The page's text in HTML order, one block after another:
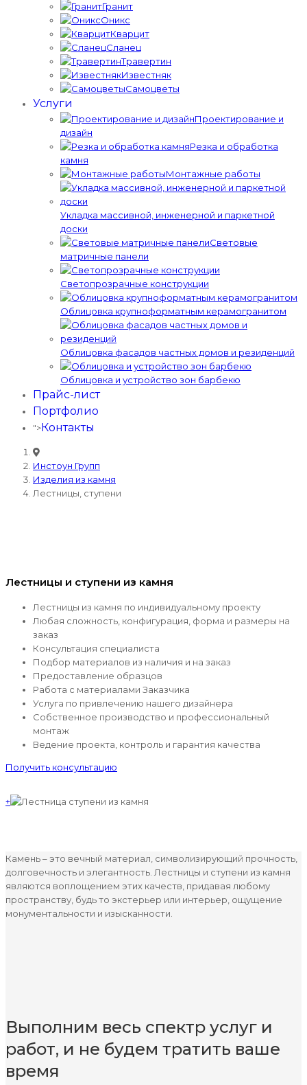
Гранит
Оникс
Кварцит
Сланец
Травертин
Известняк
Самоцветы
Услуги
Проектирование и
дизайн
Резка и обработка
камня
Монтажные работы
Укладка массивной, инженерной и паркетной
доски
Световые
матричные панели
Светопрозрачные конструкции
Облицовка крупноформатным керамогранитом
Облицовка фасадов частных домов и резиденций
Облицовка и устройство зон барбекю
Прайс-лист
Портфолио
">Контакты
Инстоун Групп
Изделия из камня
Лестницы, ступени
Лестницы и ступени из камня
Лестницы из камня по индивидуальному проекту
Любая сложность, конфигурация, форма и размеры на
заказ
Консультация специалиста
Подбор материалов из наличия и на заказ
Предоставление образцов
Работа с материалами Заказчика
Услуга по привлечению нашего дизайнера
Собственное производство и профессиональный
монтаж
Ведение проекта, контроль и гарантия качества
Получить консультацию
+
Камень – это вечный материал, символизирующий прочность,
долговечность и элегантность. Лестницы и ступени из камня
являются воплощением этих качеств, придавая любому
пространству, будь то экстерьер или интерьер, ощущение
монументальности и изысканности.
Выполним весь спектр услуг и
работ, и не будем тратить ваше
время